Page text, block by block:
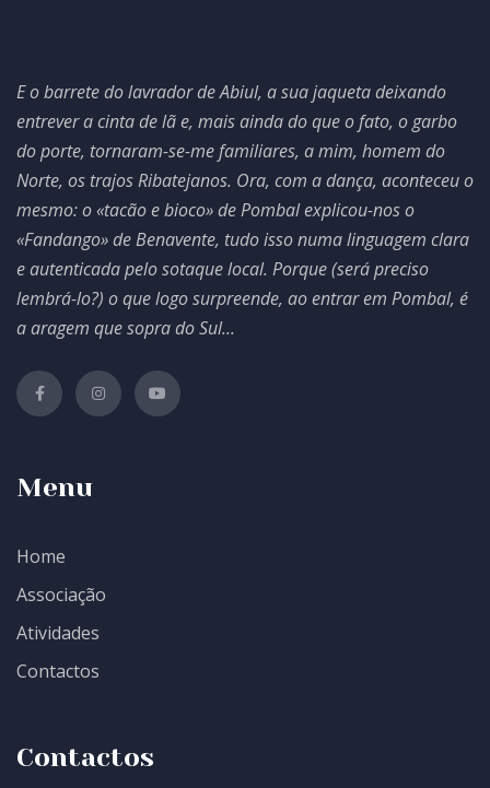
E o barrete do lavrador de Abiul, a sua jaqueta deixando
entrever a cinta de lã e, mais ainda do que o fato, o garbo
do porte, tornaram-se-me familiares, a mim, homem do
Norte, os trajos Ribatejanos. Ora, com a dança, aconteceu o
mesmo: o «tacão e bioco» de Pombal explicou-nos o
«Fandango» de Benavente, tudo isso numa linguagem clara
e autenticada pelo sotaque local. Porque (será preciso
lembrá-lo?) o que logo surpreende, ao entrar em Pombal, é
a aragem que sopra do Sul...
Menu
Home
Associação
Atividades
Contactos
Contactos